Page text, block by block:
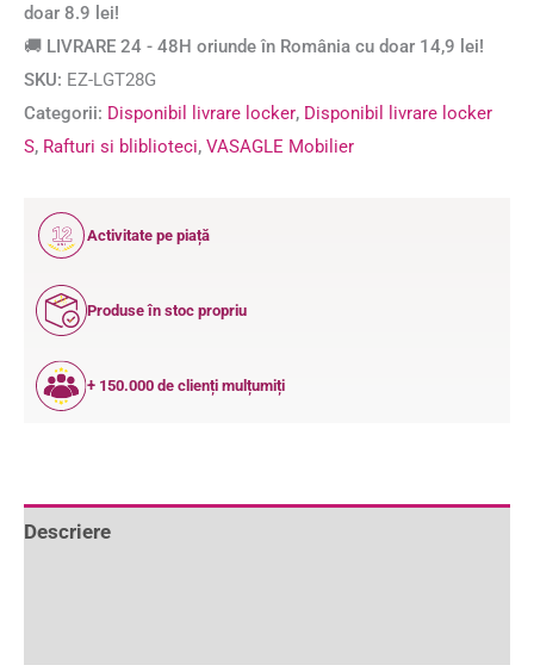
doar 8.9 lei!
🚚 LIVRARE 24 - 48H oriunde în România cu doar 14,9 lei!
SKU: EZ-LGT28G
Categorii: Disponibil livrare locker, Disponibil livrare locker
S, Rafturi si bliblioteci, VASAGLE Mobilier
12
ANI
Activitate pe piață
Produse în stoc propriu
+ 150.000 de clienți mulțumiți
Descriere